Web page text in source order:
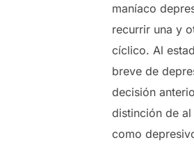
maníaco
recurrir una y
cíclico. Al
breve de
decisión
distinción de
como